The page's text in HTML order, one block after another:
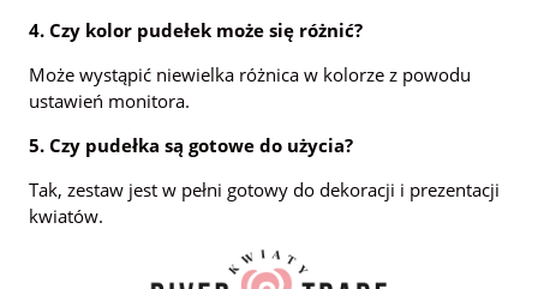
4. Czy kolor pudełek może się różnić?
Może wystąpić niewielka różnica w kolorze z powodu
ustawień monitora.
5. Czy pudełka są gotowe do użycia?
Tak, zestaw jest w pełni gotowy do dekoracji i prezentacji
kwiatów.